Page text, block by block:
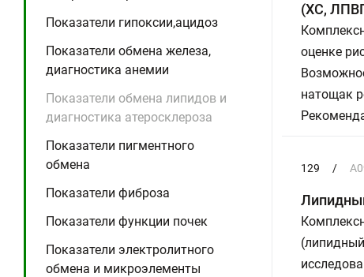
Показатели гипоксии,ацидоз
Показатели обмена железа,
диагностика анемии
Показатели обмена липидов и
диагностика атеросклероза
Показатели пигментного
обмена
Показатели фиброза
Показатели функции почек
Показатели электролитного
обмена и микроэлементы
(ХС,
оценке
натощак
129 /